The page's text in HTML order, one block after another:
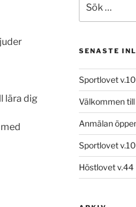
lära dig
efter:
SENASTE
Sportlovet v.10
Välkommen
Anmälan
Sportlovet v.10
Höstlovet v.44